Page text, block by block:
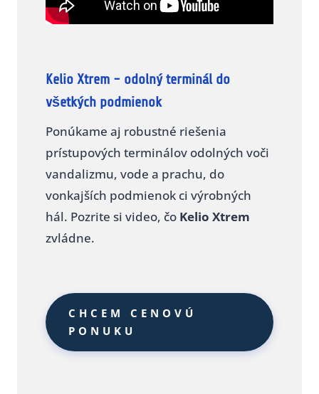
Kelio Xtrem - odolný terminál do
všetkých podmienok
Ponúkame aj robustné riešenia
prístupových terminálov odolných voči
vandalizmu, vode a prachu, do
vonkajších podmienok ci výrobných
hál. Pozrite si video, čo Kelio Xtrem
zvládne.
CHCEM CENOVÚ
PONUKU